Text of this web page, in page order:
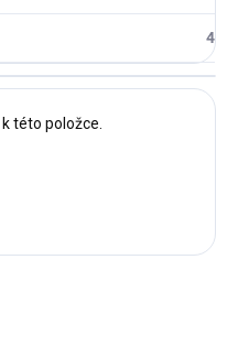
4
této položce.